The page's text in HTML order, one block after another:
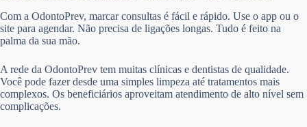
Com a OdontoPrev, marcar consultas é fácil e rápido. Use o app ou o
site para agendar. Não precisa de ligações longas. Tudo é feito na
palma da sua mão.
A rede da OdontoPrev tem muitas clínicas e dentistas de qualidade.
Você pode fazer desde uma simples limpeza até tratamentos mais
complexos. Os beneficiários aproveitam atendimento de alto nível sem
complicações.